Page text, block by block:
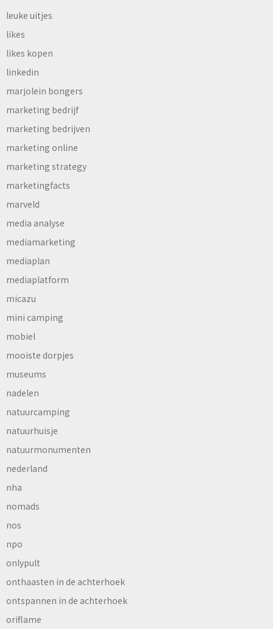
leuke uitjes
likes
likes kopen
linkedin
marjolein bongers
marketing bedrijf
marketing bedrijven
marketing online
marketing strategy
marketingfacts
marveld
media analyse
mediamarketing
mediaplan
mediaplatform
micazu
mini camping
mobiel
mooiste dorpjes
museums
nadelen
natuurcamping
natuurhuisje
natuurmonumenten
nederland
nha
nomads
nos
npo
onlypult
onthaasten in de achterhoek
ontspannen in de achterhoek
oriflame